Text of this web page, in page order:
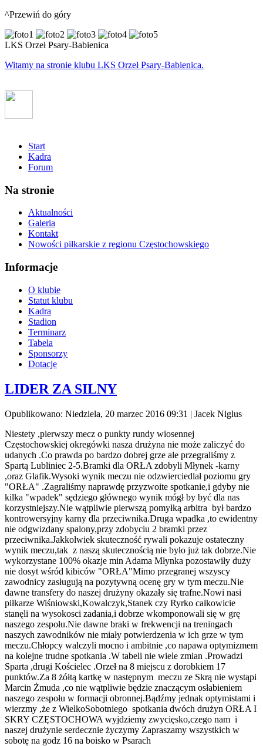
^Przewiń do góry
LKS Orzeł Psary-Babienica
Witamy na stronie klubu LKS Orzeł Psary-Babienica.
Start
Kadra
Forum
Na stronie
Aktualności
Galeria
Kontakt
Nowości piłkarskie z regionu Częstochowskiego
Informacje
O klubie
Statut klubu
Kadra
Stadion
Terminarz
Tabela
Sponsorzy
Dotacje
LIDER ZA SILNY
Opublikowano: Niedziela, 20 marzec 2016 09:31 | Jacek Niglus
Niestety ,pierwszy mecz o punkty rundy wiosennej
Częstochowskiej okregówki nasza drużyna nie może zaliczyć do
udanych .Co prawda po bardzo dobrej grze ale przegraliśmy z
Spartą Lubliniec 2-5.Bramki dla ORŁA zdobyli Młynek -karny
,oraz Glafik.Wysoki wynik meczu nie odzwierciedlał poziomu gry
"ORŁA" .Zagraliśmy naprawdę przyzwoite spotkanie,i gdyby nie
kilka "wpadek" sędziego głównego wynik mógł by być dla nas
korzystniejszy.Nie wątpliwie pierwszą pomyłką arbitra był bardzo
kontrowersyjny karny dla przeciwnika.Druga wpadka ,to ewidentny
nie odgwizdany spalony,przy zdobyciu 2 bramki przez
przeciwnika.Jakkolwiek skuteczność rywali pokazuje ostateczny
wynik meczu,tak z naszą skutecznością nie było już tak dobrze.Nie
wykorzystane 100% okazje min Adama Młynka pozostawiły duży
nie dosyt wśród kibiców "ORŁA"Mimo przegranej wszyscy
zawodnicy zasługują na pozytywną ocenę gry w tym meczu.Nie
dawne transfery do naszej drużyny okazały się trafne.Nowi nasi
piłkarze Wiśniowski,Kowalczyk,Stanek czy Ryrko całkowicie
stanęli na wysokosci zadania,i dobrze wkomponowali się w grę
naszego zespołu.Nie dawne braki w frekwencji na treningach
naszych zawodników nie miały potwierdzenia w ich grze w tym
meczu.Chłopcy walczyli mocno i ambitnie ,co napawa optymizmem
na kolejne trudne spotkania .W tabeli nie wiele zmian .Prowadzi
Sparta ,drugi Kościelec .Orzeł na 8 miejscu z dorobkiem 17
punktów.Za 8 żółtą kartkę w następnym meczu ze Skrą nie wystąpi
Marcin Żmuda ,co nie wątpliwie będzie znaczącym osłabieniem
naszego zespołu w formacji obronnej.Bądźmy jednak optymistami i
wierzmy ,że z WielkoSobotniego spotkania dwóch drużyn ORŁA I
SKRY CZĘSTOCHOWA wyjdziemy zwycięsko,czego nam i
naszej drużynie serdecznie życzymy Zapraszamy wszystkich w
sobotę na godz 16 na boisko w Psarach